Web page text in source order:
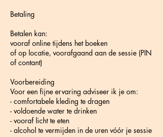
Betaling
Betalen kan:
vooraf online tijdens het boeken
of op locatie, voorafgaand aan de sessie (PIN
of contant)
Voorbereiding
Voor een fijne ervaring adviseer ik je om:
- comfortabele kleding te dragen
- voldoende water te drinken
- vooraf licht te eten
- alcohol te vermijden in de uren vóór je sessie